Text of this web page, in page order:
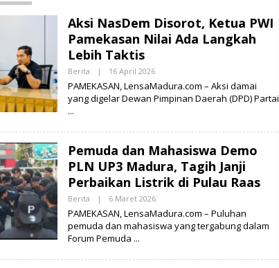
Aksi NasDem Disorot, Ketua PWI
Pamekasan Nilai Ada Langkah
Lebih Taktis
Berita | 16 April 2026O
E
H
I
D
PAMEKASAN, LensaMadura.com – Aksi damai
yang digelar Dewan Pimpinan Daerah (DPD) Partai
Pemuda dan Mahasiswa Demo
PLN UP3 Madura, Tagih Janji
Perbaikan Listrik di Pulau Raas
Berita | 6 Maret 2026O
E
H
PAMEKASAN, LensaMadura.com – Puluhan
pemuda dan mahasiswa yang tergabung dalam
Forum Pemuda